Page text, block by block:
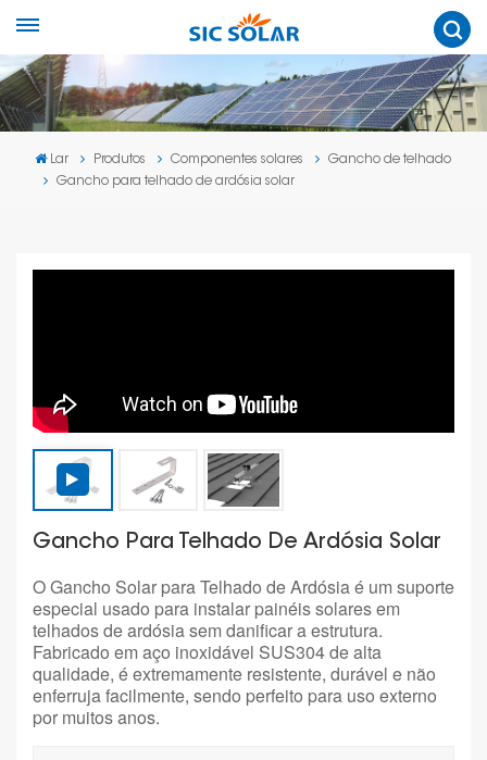
Lar Produtos Componentes solares
Gancho de telhado
Gancho para telhado de ardósia solar
Gancho Para Telhado De Ardósia Solar
O Gancho Solar para Telhado de Ardósia é um suporte
especial usado para instalar painéis solares em
telhados de ardósia sem danificar a estrutura.
Fabricado em aço inoxidável SUS304 de alta
qualidade, é extremamente resistente, durável e não
enferruja facilmente, sendo perfeito para uso externo
por muitos anos.